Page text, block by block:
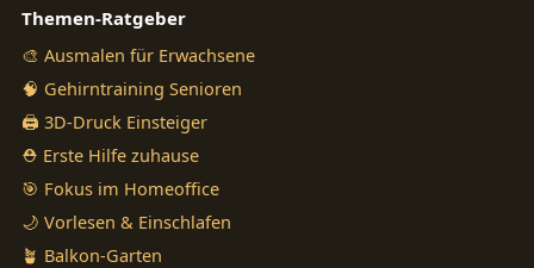
Themen-Ratgeber
🎨 Ausmalen für Erwachsene
🧠 Gehirntraining Senioren
🖨️ 3D-Druck Einsteiger
⛑️ Erste Hilfe zuhause
🎯 Fokus im Homeoffice
🌙 Vorlesen & Einschlafen
🪴 Balkon-Garten